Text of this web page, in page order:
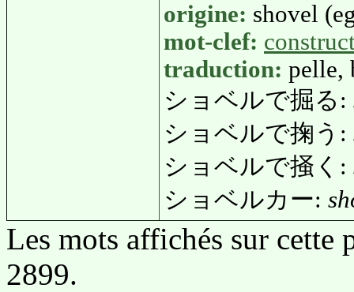
origine: shovel
mot-clef:
traduction: pelle,
ショベルで掘る:
ショベルで掬う:
ショベルで掻く:
ショベルカー:
Les mots affichés sur cette
2899.